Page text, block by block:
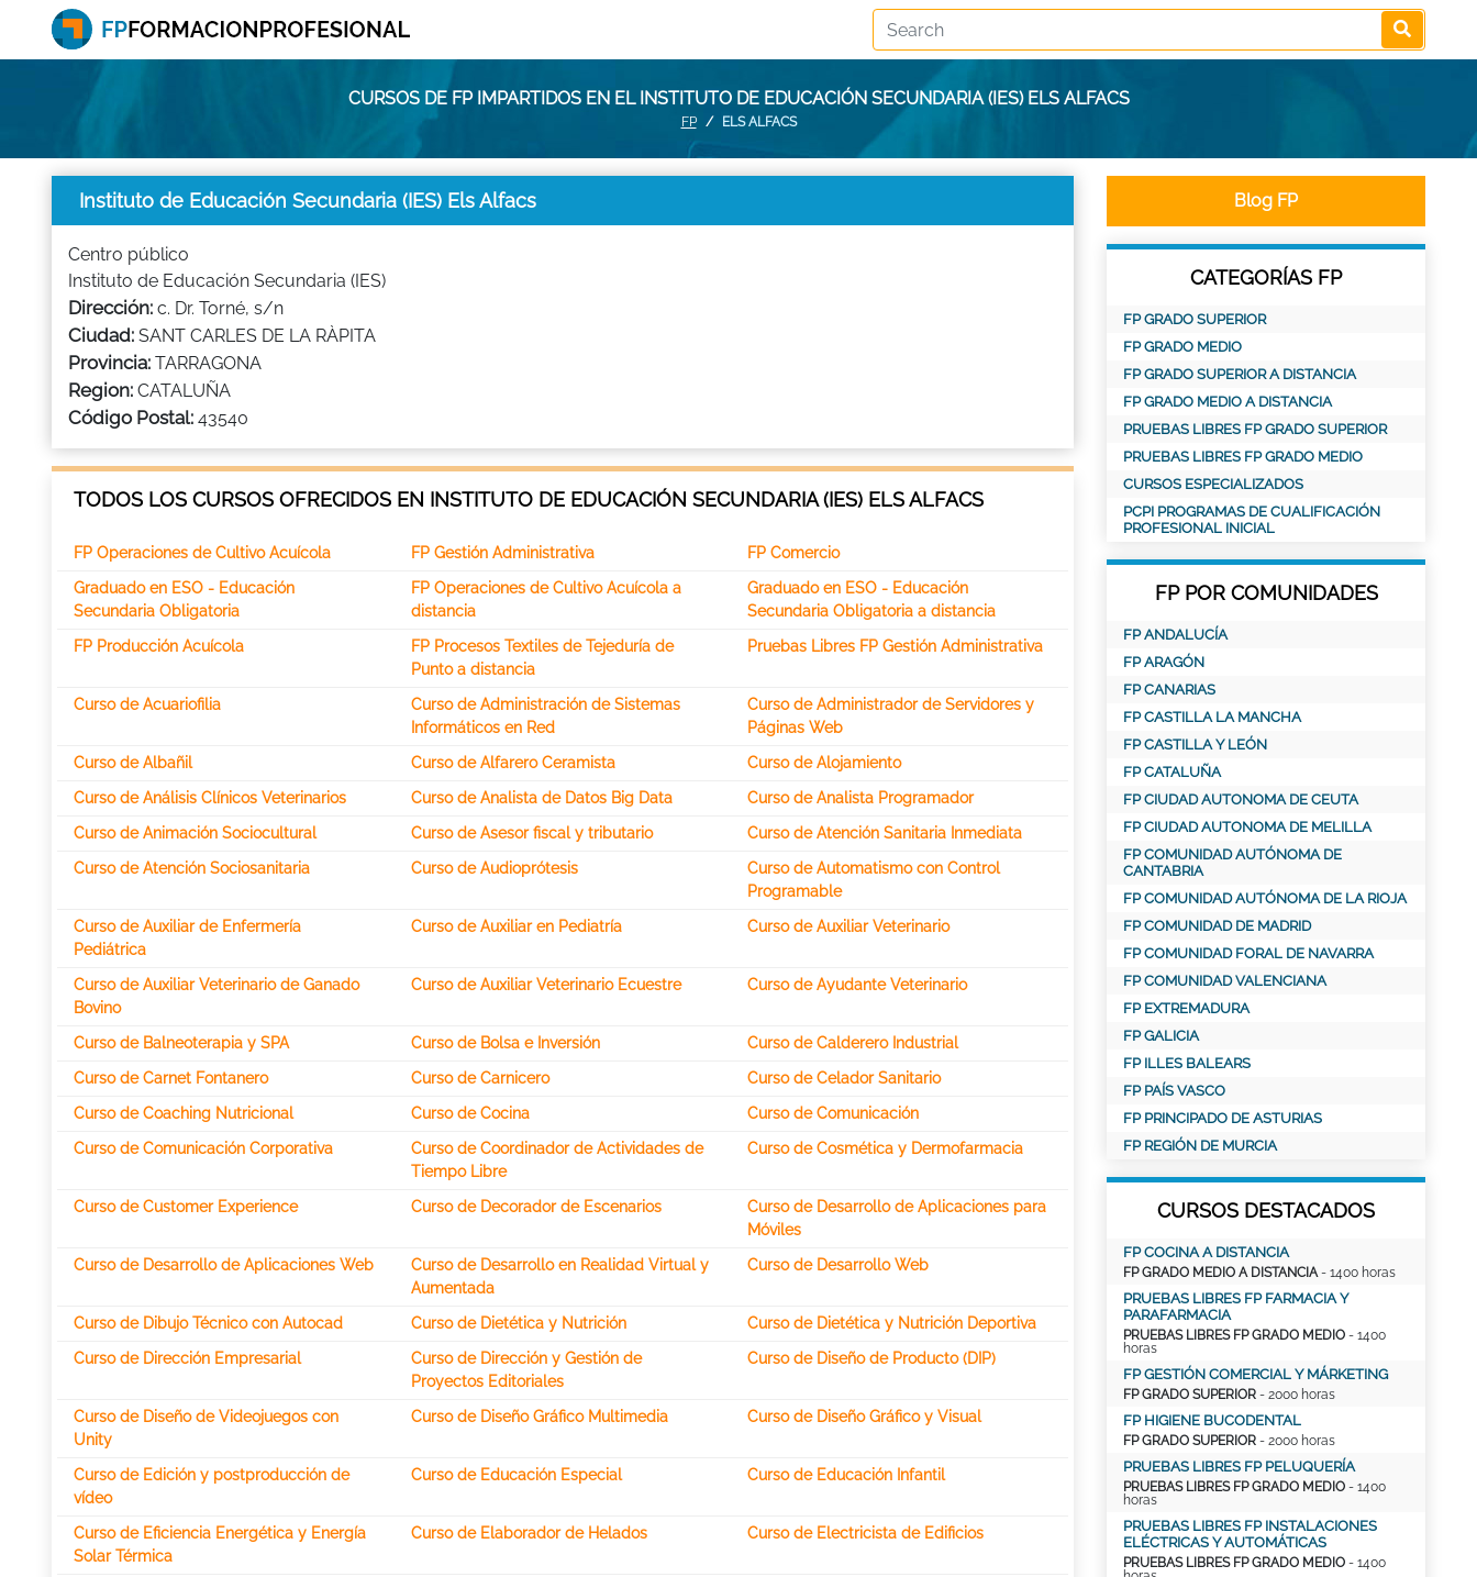
CURSOS DE FP IMPARTIDOS EN EL INSTITUTO DE EDUCACIÓN SECUNDARIA (IES) ELS ALFACS
FP ELS ALFACS
Instituto de Educación Secundaria (IES) Els Alfacs
Centro público
Instituto de Educación Secundaria (IES)
Dirección: c. Dr. Torné, s/n
Ciudad: SANT CARLES DE LA RÀPITA
Provincia: TARRAGONA
Region: CATALUÑA
Código Postal: 43540
TODOS LOS CURSOS OFRECIDOS EN INSTITUTO DE EDUCACIÓN SECUNDARIA (IES) ELS ALFACS
FP Operaciones de Cultivo Acuícola FP Gestión Administrativa
FP Comercio
Graduado en ESO - Educación
Secundaria Obligatoria
FP Operaciones de Cultivo Acuícola a
distancia
Graduado en ESO - Educación
Secundaria Obligatoria a distancia
FP Producción Acuícola
FP Procesos Textiles de Tejeduría de
Punto a distancia
Pruebas Libres FP Gestión Administrativa
Curso de Acuariofilia
Curso de Administración de Sistemas
Informáticos en Red
Curso de Administrador de Servidores y
Páginas Web
Curso de Albañil
Curso de Alfarero Ceramista
Curso de Alojamiento
Curso de Análisis Clínicos Veterinarios
Curso de Analista de Datos Big Data
Curso de Analista Programador
Curso de Animación Sociocultural
Curso de Asesor fiscal y tributario
Curso de Atención Sanitaria Inmediata
Curso de Atención Sociosanitaria
Curso de Audioprótesis
Curso de Automatismo con Control
Programable
Curso de Auxiliar de Enfermería
Pediátrica
Curso de Auxiliar en Pediatría Curso de Auxiliar Veterinario
Curso de Auxiliar Veterinario de Ganado
Bovino
Curso de Auxiliar Veterinario Ecuestre Curso de Ayudante Veterinario
Curso de Balneoterapia y SPA Curso de Bolsa e Inversión
Curso de Calderero Industrial
Curso de Carnet Fontanero
Curso de Carnicero
Curso de Celador Sanitario
Curso de Coaching Nutricional
Curso de Cocina
Curso de Comunicación
Curso de Comunicación Corporativa
Curso de Coordinador de Actividades de
Tiempo Libre
Curso de Cosmética y Dermofarmacia
Curso de Customer Experience Curso de Decorador de Escenarios
Curso de Desarrollo de Aplicaciones para
Móviles
Curso de Desarrollo de Aplicaciones Web
Curso de Desarrollo en Realidad Virtual y
Aumentada
Curso de Desarrollo Web
Curso de Dibujo Técnico con Autocad Curso de Dietética y Nutrición
Curso de Dietética y Nutrición Deportiva
Curso de Dirección Empresarial
Curso de Dirección y Gestión de
Proyectos Editoriales
Curso de Diseño de Producto (DIP)
Curso de Diseño de Videojuegos con
Unity
Curso de Diseño Gráfico Multimedia Curso de Diseño Gráfico y Visual
Curso de Edición y postproducción de
vídeo
Curso de Educación Especial Curso de Educación Infantil
Curso de Eficiencia Energética y Energía
Solar Térmica
Curso de Elaborador de Helados Curso de Electricista de Edificios
Blog FP
CATEGORÍAS FP
FP GRADO SUPERIOR
FP GRADO MEDIO
FP GRADO SUPERIOR A DISTANCIA
FP GRADO MEDIO A DISTANCIA
PRUEBAS LIBRES FP GRADO SUPERIOR
PRUEBAS LIBRES FP GRADO MEDIO
CURSOS ESPECIALIZADOS
PCPI PROGRAMAS DE CUALIFICACIÓN
PROFESIONAL INICIAL
FP POR COMUNIDADES
FP ANDALUCÍA
FP ARAGÓN
FP CANARIAS
FP CASTILLA LA MANCHA
FP CASTILLA Y LEÓN
FP CATALUÑA
FP CIUDAD AUTONOMA DE CEUTA
FP CIUDAD AUTONOMA DE MELILLA
FP COMUNIDAD AUTÓNOMA DE
CANTABRIA
FP COMUNIDAD AUTÓNOMA DE LA RIOJA
FP COMUNIDAD DE MADRID
FP COMUNIDAD FORAL DE NAVARRA
FP COMUNIDAD VALENCIANA
FP EXTREMADURA
FP GALICIA
FP ILLES BALEARS
FP PAÍS VASCO
FP PRINCIPADO DE ASTURIAS
FP REGIÓN DE MURCIA
CURSOS DESTACADOS
FP COCINA A DISTANCIA
FP GRADO MEDIO A DISTANCIA- 1400 horas
PRUEBAS LIBRES FP FARMACIA Y
PARAFARMACIA
PRUEBAS LIBRES FP GRADO MEDIO - 1400
horas
FP GESTIÓN COMERCIAL Y MÁRKETING
FP GRADO SUPERIOR - 2000 horas
FP HIGIENE BUCODENTAL
FP GRADO SUPERIOR - 2000 horas
PRUEBAS LIBRES FP PELUQUERÍA
PRUEBAS LIBRES FP GRADO MEDIO - 1400
horas
PRUEBAS LIBRES FP INSTALACIONES
ELÉCTRICAS Y AUTOMÁTICAS
PRUEBAS LIBRES FP GRADO MEDIO - 1400